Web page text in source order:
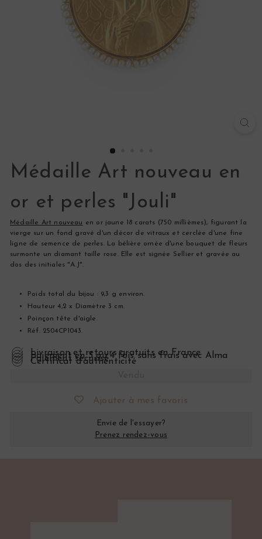
Médaille Art nouveau en
or et perles "Jouli"
Médaille Art nouveau en or jaune 18 carats (750 millièmes), figurant la
vierge sur un fond gravé d'un décor de vitraux et cerclée d'une fine
ligne de semence de perles. La bélière ornée d'une bouquet de fleurs
surmonte un diamant taille rose. Elle est signée Sellier et gravée au
dos des initiales "A.J".
Poids total du bijou : 9,3 g environ.
Hauteur 4,2 x Diamètre 3 cm.
Poinçon tête d'aigle.
Réf. 2504CP1043.
Livraison et retours gratuits en France
Paiement en 3 ou 4 fois sans frais avec Alma
Paiement sécurisé
Certificat d’authenticité
Ajouter à mes favoris
Envie de l'essayer?
Prenez rendez-vous